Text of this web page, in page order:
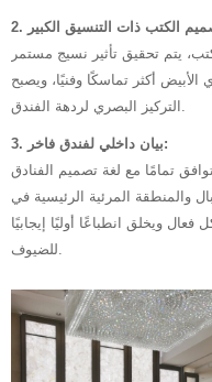
يتم تحقيق تأثير نسيج مستمر
أكثر تماسكًا وفنيًا، ويصبح
3. بيان داخلي لفندق فاخر:
تمامًا مع لغة تصميم الفنادق
والمنطقة المرئية الرئيسية في
ويخلق انطباعًا أوليًا إيجابيًا